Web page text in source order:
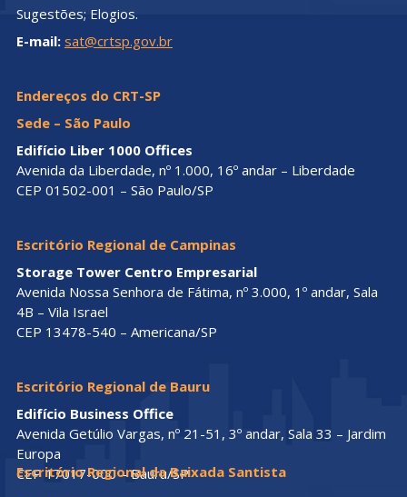
Sugestões; Elogios.
E-mail: sat@crtsp.gov.br
Endereços do CRT-SP
Sede – São Paulo
Edifício Liber 1000 Offices
Avenida da Liberdade, nº 1.000, 16º andar – Liberdade
CEP 01502-001 – São Paulo/SP
Escritório Regional de Campinas
Storage Tower Centro Empresarial
Avenida Nossa Senhora de Fátima, nº 3.000, 1º andar, Sala
4B – Vila Israel
CEP 13478-540 – Americana/SP
Escritório Regional de Bauru
Edifício Business Office
Avenida Getúlio Vargas, nº 21-51, 3º andar, Sala 33 – Jardim
Europa
CEP 17017-000 – Bauru/SP
Escritório Regional da Baixada Santista